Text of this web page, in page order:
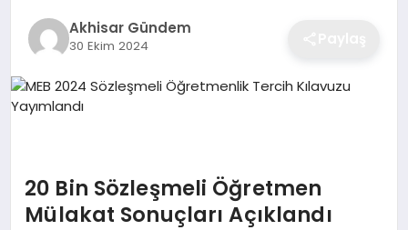
Akhisar Gündem
30 Ekim 2024
20 Bin Sözleşmeli Öğretmen
Mülakat Sonuçları Açıklandı